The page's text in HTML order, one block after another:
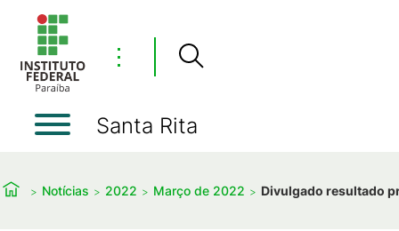
⋮
Santa Rita
Notícias 2022 Março de 2022 Divulgado resultado